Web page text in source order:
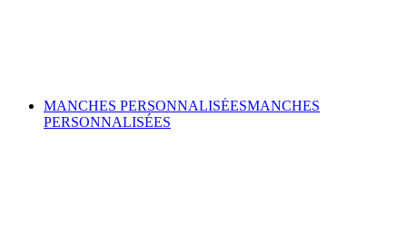
MANCHES PERSONNALISÉESMANCHES
PERSONNALISÉES